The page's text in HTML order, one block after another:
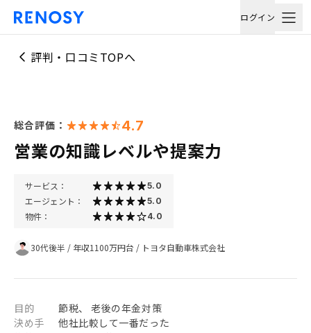
ログイン
評判・口コミTOPへ
総合評価： 4.7
営業の知識レベルや提案力
サービス： 5.0
エージェント： 5.0
物件： 4.0
30代後半 / 年収1100万円台 / トヨタ自動車株式会社
目的
節税、 老後の年金対策
決め手
他社比較して一番だった